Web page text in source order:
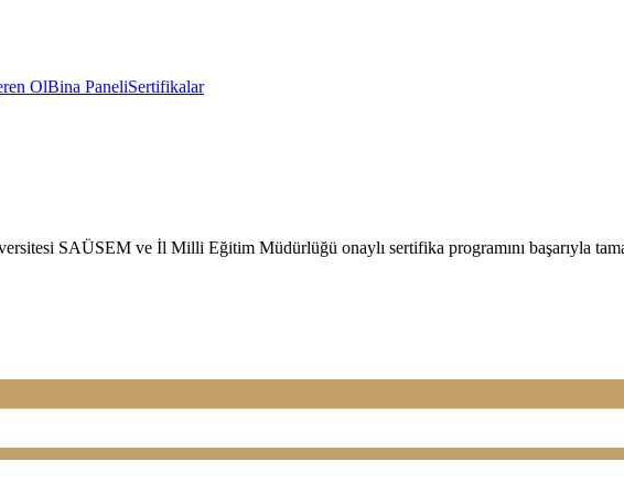
OlBina PaneliSertifikalar
SAÜSEM ve İl Milli Eğitim Müdürlüğü onaylı sertifika programını başarıyla